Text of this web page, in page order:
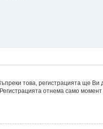
това, регистрацията ще Ви
отнема само